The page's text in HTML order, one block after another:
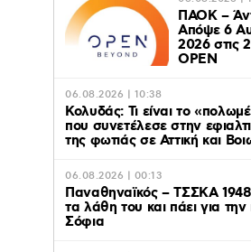
ΠΑΟΚ –
Απόψε 6
2026 στις
ΟΡΕΝ
06.08.2026 | 10:38
Κολυδάς: Τι είναι το
που συνετέλεσε στην
της φωτιάς σε Αττική και
06.08.2026 | 00:13
Παναθηναϊκός – ΤΣΣΚΑ
τα λάθη του και πάει για
Σόφια